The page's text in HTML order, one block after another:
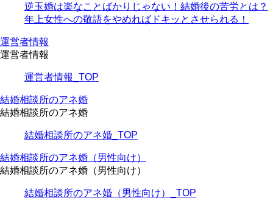
逆玉婚は楽なことばかりじゃない！結婚後の苦労とは？
年上女性への敬語をやめればドキッとさせられる！
運営者情報
運営者情報
運営者情報_TOP
結婚相談所のアネ婚
結婚相談所のアネ婚
結婚相談所のアネ婚_TOP
結婚相談所のアネ婚（男性向け）
結婚相談所のアネ婚（男性向け）
結婚相談所のアネ婚（男性向け）_TOP